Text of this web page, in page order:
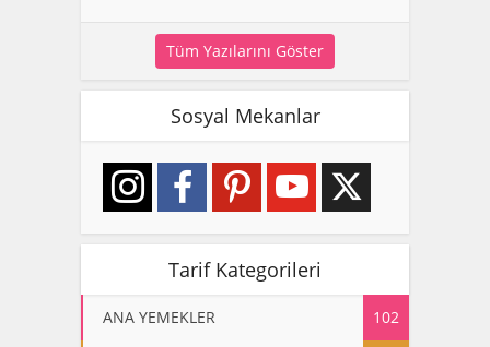
Tüm Yazılarını Göster
Sosyal Mekanlar
Tarif Kategorileri
ANA YEMEKLER 102